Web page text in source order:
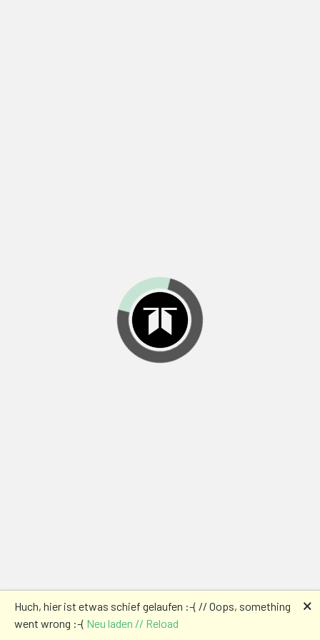
Huch, hier ist etwas schief gelaufen :-( // Oops, something
went wrong :-( Neu laden // Reload
🗙